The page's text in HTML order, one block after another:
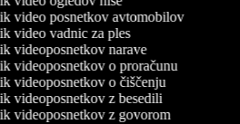
video posnetkov avtomobilov
video vadnic za ples
videoposnetkov narave
videoposnetkov o proračunu
videoposnetkov o čiščenju
videoposnetkov z besedili
videoposnetkov z govorom